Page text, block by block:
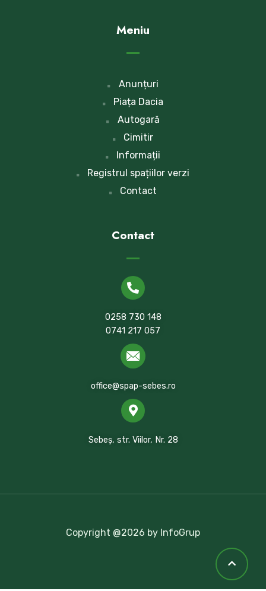
Meniu
Anunțuri
Piața Dacia
Autogară
Cimitir
Informații
Registrul spațiilor verzi
Contact
Contact
0258 730 148
0741 217 057
office@spap-sebes.ro
Sebeș, str. Viilor, Nr. 28
Copyright @2026 by InfoGrup